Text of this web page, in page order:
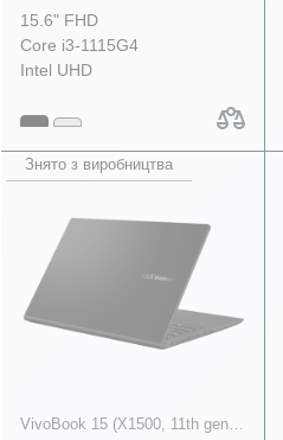
15.6" FHD
Core i3-1115G4
Intel UHD
Знято з виробництва